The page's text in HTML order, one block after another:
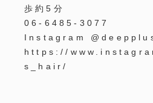
歩約5 分
06-6485-3077
Instagram
https://
s_hair/